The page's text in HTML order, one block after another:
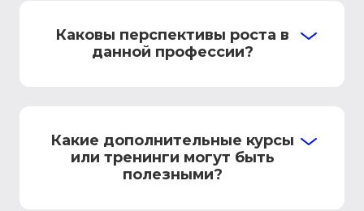
Каковы перспективы роста в
данной профессии?
Какие дополнительные курсы
или тренинги могут быть
полезными?